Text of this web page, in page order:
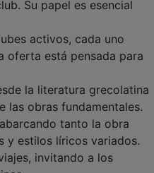
Su papel es esencial
activos, cada uno
oferta está pensada para
la literatura grecolatina
las obras fundamentales.
tanto la obra
y estilos líricos variados.
invitando a los